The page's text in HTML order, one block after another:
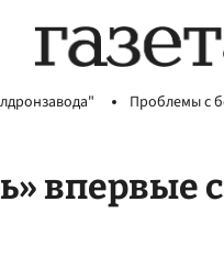
Проблемы с
впервые